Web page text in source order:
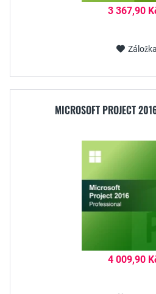
3 367,90
Záložka
MICROSOFT PROJECT
4 009,90